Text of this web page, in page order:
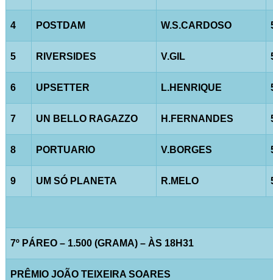
4 POSTDAM W.S.CARDOSO
5 RIVERSIDES V.GIL
6 UPSETTER L.HENRIQUE
7 UN BELLO RAGAZZO H.FERNANDES
8 PORTUARIO V.BORGES
9 UM SÓ PLANETA R.MELO
7º PÁREO – 1.500 (GRAMA) – ÀS 18H31
PRÊMIO JOÃO TEIXEIRA SOARES